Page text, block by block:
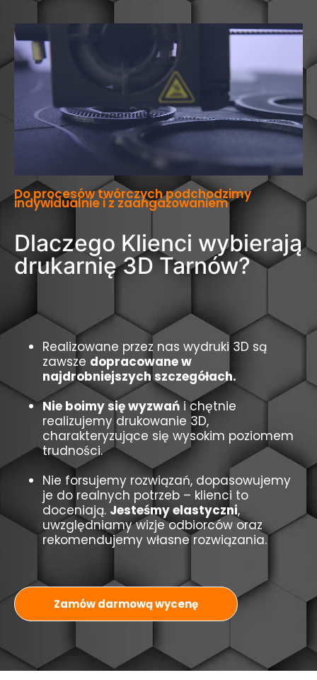
Do procesów twórczych podchodzimy
indywidualnie i z zaangażowaniem
Dlaczego Klienci wybierają
drukarnię 3D Tarnów?
Realizowane przez nas wydruki 3D są
zawsze dopracowane w
najdrobniejszych szczegółach.
Nie boimy się wyzwańi chętnie
realizujemy drukowanie 3D,
charakteryzujące się wysokim poziomem
trudności.
Nie forsujemy rozwiązań, dopasowujemy
je do realnych potrzeb – klienci to
doceniają. Jesteśmy elastyczni,
uwzględniamy wizje odbiorców oraz
rekomendujemy własne rozwiązania.
Zamów darmową wycenę